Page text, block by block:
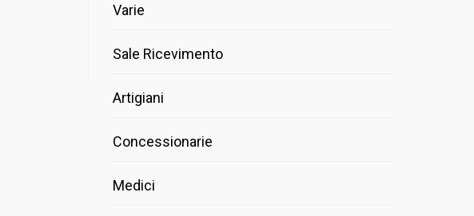
Varie
Sale Ricevimento
Artigiani
Concessionarie
Medici